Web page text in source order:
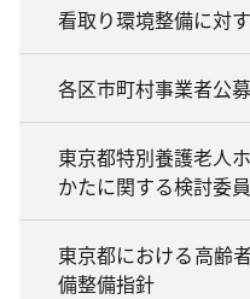
看取り環境整備に対
各区市町村事業者公
東京都特別養護老人
かたに関する検討委
東京都における高齢
備整備指針